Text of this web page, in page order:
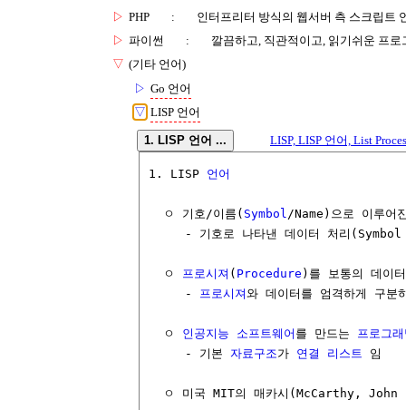
▷ PHP :
인터프리터 방식의 웹서버 측 스크립트
▷ 파이썬 :
깔끔하고, 직관적이고, 읽기쉬운 프로
▽ (기타 언어)
▷ Go 언어
▽ LISP 언어
1. LISP 언어 ... LISP, LISP 언어, List
1. LISP 언어
  ㅇ 기호/이름(
Symbol /Name)으로 이루
- 기호로 나타낸 데이터 처리
  ㅇ
프로시져 ( Procedure )를 보통의 데이
     -
프로시져와 데이터를 엄격하게 구분
  ㅇ
인공지능 소프트웨어 를 만드는 프로그
     - 기본
자료구조가 연결 리스트 임
ㅇ 미국 MIT의 매카시(McCarthy, John